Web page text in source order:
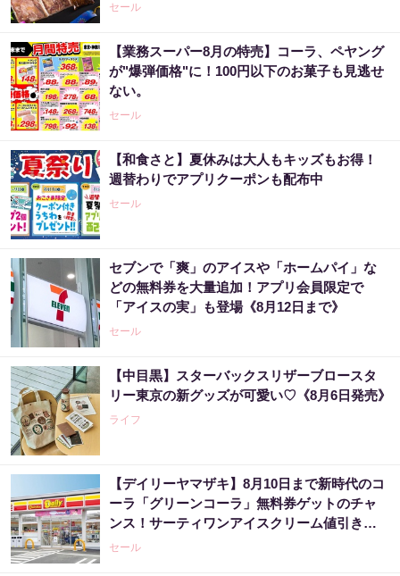
セール
【業務スーパー8月の特売】コーラ、ペヤング
が"爆弾価格"に！100円以下のお菓子も見逃せ
ない。
セール
【和食さと】夏休みは大人もキッズもお得！
週替わりでアプリクーポンも配布中
セール
セブンで「爽」のアイスや「ホームパイ」な
どの無料券を大量追加！アプリ会員限定で
「アイスの実」も登場《8月12日まで》
セール
【中目黒】スターバックスリザーブロースタ
リー東京の新グッズが可愛い♡《8月6日発売》
ライフ
【デイリーヤマザキ】8月10日まで新時代のコ
ーラ「グリーンコーラ」無料券ゲットのチャ
ンス！サーティワンアイスクリーム値引きな
どお得企画も目白押し。
セール